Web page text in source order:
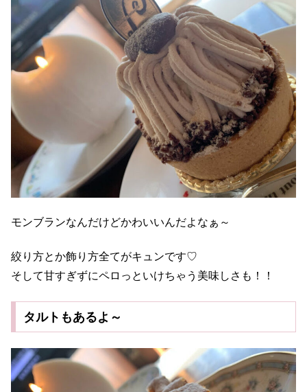
モンブランなんだけどかわいいんだよなぁ～
絞り方とか飾り方全てがキュンです♡
そして甘すぎずにペロっといけちゃう美味しさも！！
タルトもあるよ～